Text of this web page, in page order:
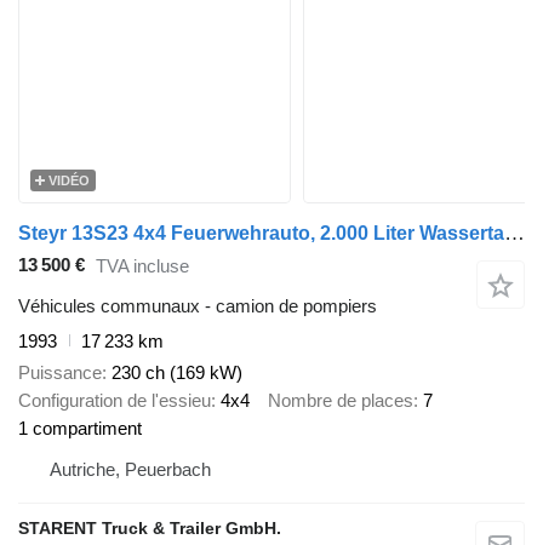
VIDÉO
Steyr 13S23 4x4 Feuerwehrauto, 2.000 Liter Wassertank, Hochdruckpumpe
13 500 € TVA incluse
Véhicules communaux - camion de pompiers
1993
17 233 km
Puissance 230 ch (169 kW)
Configuration de l'essieu 4x4 Nombre de places 7
1 compartiment
Autriche, Peuerbach
STARENT Truck & Trailer GmbH.